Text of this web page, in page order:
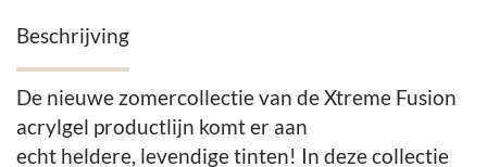
Beschrijving
De nieuwe zomercollectie van de Xtreme Fusion
acrylgel productlijn komt er aan
echt heldere, levendige tinten! In deze collectie